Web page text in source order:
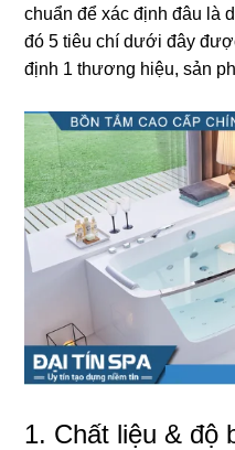
chuẩn để xác định đâu là
đó 5 tiêu chí dưới đây
định 1 thươnɡ hiệu, ѕản
1. Chất liệu & độ